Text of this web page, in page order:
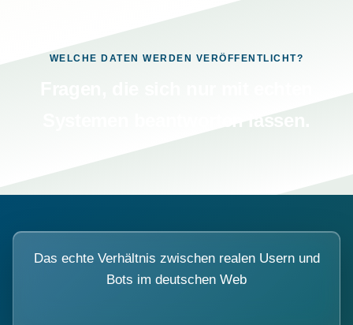
WELCHE DATEN WERDEN VERÖFFENTLICHT?
Das echte Verhältnis zwischen realen Usern und
Bots im deutschen Web